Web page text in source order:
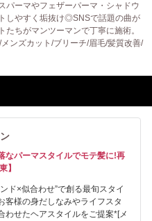
ーマやフェザーパーマ・シャドウ
しやすく垢抜け◎SNSで話題の曲が
ちがマンツーマンで丁寧に施術。
ンズカット/ブリーチ/眉毛/髪質改善/
なパーマスタイルでモテ髪に!再
】
ンド×似合わせ”で創る最旬スタイ
客様の身だしなみやライフスタ
わせたヘアスタイルをご提案*[メ